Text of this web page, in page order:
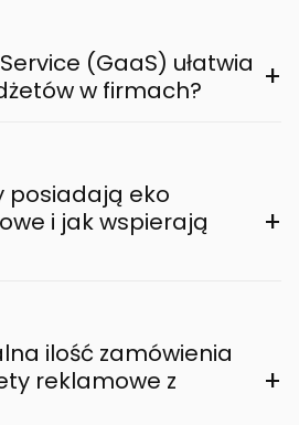
(GaaS) ułatwia
w firmach?
+
posiadają eko
i jak wspierają
+
ilość zamówienia
reklamowe z
+